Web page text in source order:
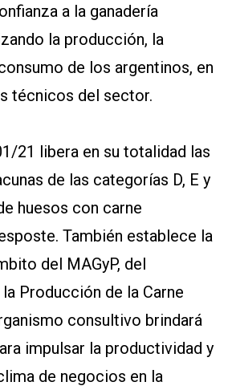
a la ganadería
la producción, la
de los argentinos, en
técnicos del sector.
21 libera en su totalidad las
de las categorías D, E y
huesos con carne
También establece la
del MAGyP, del
Producción de la Carne
consultivo brindará
impulsar la productividad y
de negocios en la